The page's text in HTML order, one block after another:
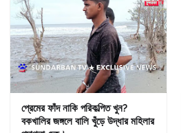
প্রেমের ফাঁদ নাকি পরিকল্পিত খুন?
বকখালির জঙ্গলে বালি খুঁড়ে উদ্ধার মহিলার